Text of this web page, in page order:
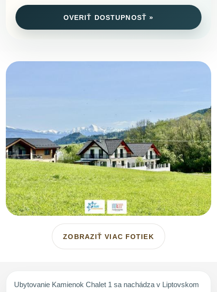
OVERIŤ DOSTUPNOSŤ »
ZOBRAZIŤ VIAC FOTIEK
Ubytovanie Kamienok Chalet 1 sa nachádza v Liptovskom